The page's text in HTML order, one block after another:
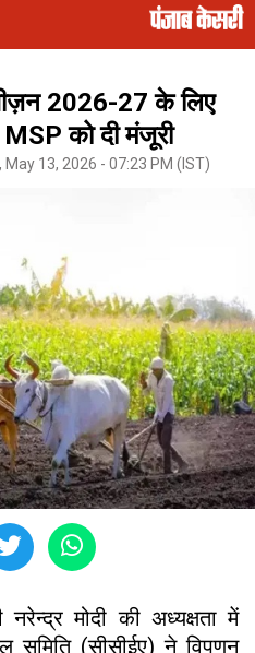
2026-27 के लिए
को दी मंजूरी
13, 2026 - 07:23 PM (IST)
मोदी की अध्यक्षता में
समिति (सीसीईए) ने विपणन